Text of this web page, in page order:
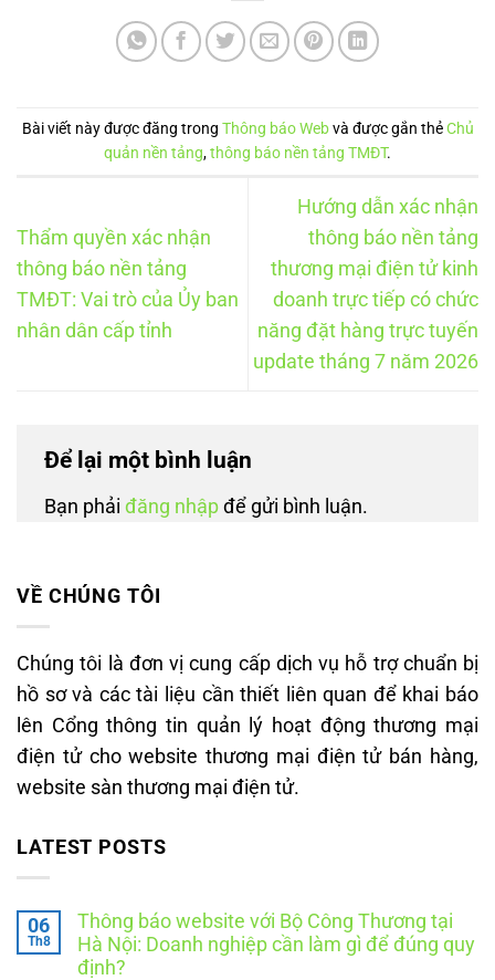
VỀ CHÚNG TÔI
Chúng tôi là đơn vị cung cấp dịch vụ hỗ trợ chuẩn bị
hồ sơ và các tài liệu cần thiết liên quan để khai báo
lên Cổng thông tin quản lý hoạt động thương mại
điện tử cho website thương mại điện tử bán hàng,
website sàn thương mại điện tử.
LATEST POSTS
06
Th8
Thông báo website với Bộ Công Thương tại
Hà Nội: Doanh nghiệp cần làm gì để đúng quy
định?
Bài viết này được đăng trong Thông báo Webvà được gắn thẻChủ
quản nền tảng,thông báo nền tảng TMĐT.
Thẩm quyền xác nhận
thông báo nền tảng
TMĐT: Vai trò của Ủy ban
nhân dân cấp tỉnh
Hướng dẫn xác nhận
thông báo nền tảng
thương mại điện tử kinh
doanh trực tiếp có chức
năng đặt hàng trực tuyến
update tháng 7 năm 2026
Để lại một bình luận
Bạn phải đăng nhập để gửi bình luận.